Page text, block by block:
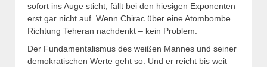
sofort ins Auge sticht, fällt bei den hiesigen Exponenten
erst gar nicht auf. Wenn Chirac über eine Atombombe
Richtung Teheran nachdenkt – kein Problem.
Der Fundamentalismus des weißen Mannes und seiner
demokratischen Werte geht so. Und er reicht bis weit